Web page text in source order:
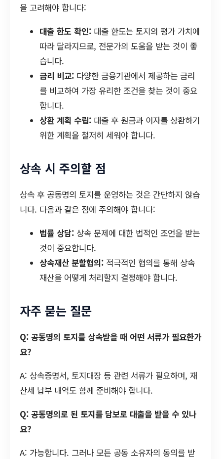
을 고려해야 합니다:
대출 한도 확인: 대출 한도는 토지의 평가 가치에
따라 달라지므로, 전문가의 도움을 받는 것이 좋
습니다.
금리 비교: 다양한 금융기관에서 제공하는 금리
를 비교하여 가장 유리한 조건을 찾는 것이 중요
합니다.
상환 계획 수립: 대출 후 원금과 이자를 상환하기
위한 계획을 철저히 세워야 합니다.
상속 시 주의할 점
상속 후 공동명의 토지를 운영하는 것은 간단하지 않습
니다. 다음과 같은 점에 주의해야 합니다:
법률 상담: 상속 문제에 대한 법적인 조언을 받는
것이 중요합니다.
상속재산 분할협의: 적극적인 협의를 통해 상속
재산을 어떻게 처리할지 결정해야 합니다.
자주 묻는 질문
Q: 공동명의 토지를 상속받을 때 어떤 서류가 필요한가
요?
A: 상속증명서, 토지대장 등 관련 서류가 필요하며, 재
산세 납부 내역도 함께 준비해야 합니다.
Q: 공동명의로 된 토지를 담보로 대출을 받을 수 있나
요?
A: 가능합니다. 그러나 모든 공동 소유자의 동의를 받